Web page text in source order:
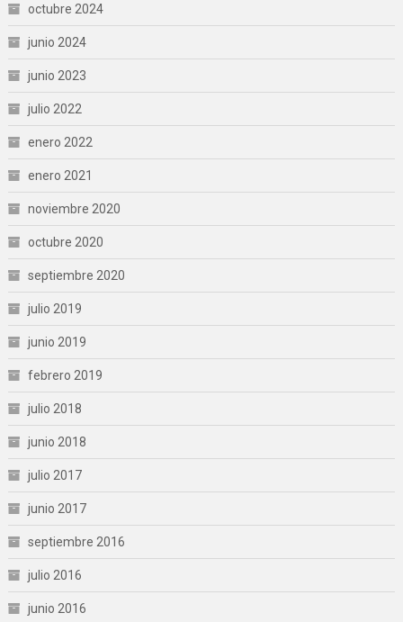
octubre 2024
junio 2024
junio 2023
julio 2022
enero 2022
enero 2021
noviembre 2020
octubre 2020
septiembre 2020
julio 2019
junio 2019
febrero 2019
julio 2018
junio 2018
julio 2017
junio 2017
septiembre 2016
julio 2016
junio 2016